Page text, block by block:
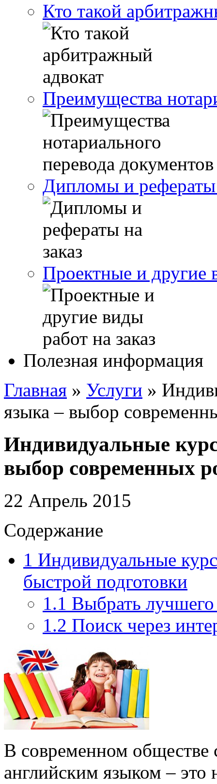
Кто такой
Преимущества
Дипломы и рефераты
Проектные и другие
Полезная информация
Главная » Услуги »
языка – выбор
Индивидуальные
выбор современных
22 Апрель 2015
Содержание
1 Индивидуальные
быстрой подготовки
1.1 Выбрать
1.2 Поиск через
В современном обществе
английским языком –